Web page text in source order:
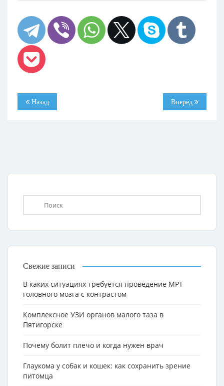
Назад Вперёд
Свежие записи
В каких ситуациях требуется проведение МРТ
головного мозга с контрастом
Комплексное УЗИ органов малого таза в
Пятигорске
Почему болит плечо и когда нужен врач
Глаукома у собак и кошек: как сохранить зрение
питомца